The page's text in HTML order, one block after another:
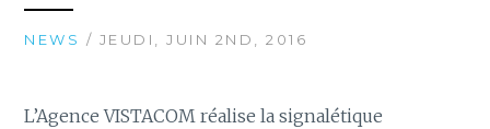
NEWS / JEUDI, JUIN 2ND, 2016
L’Agence VISTACOM réalise la signalétique